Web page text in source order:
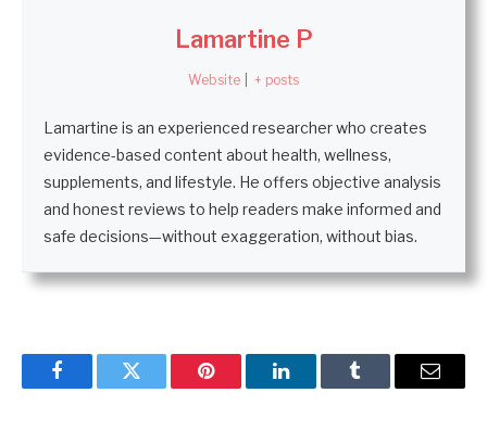
Lamartine P
Website + posts
Lamartine is an experienced researcher who creates
evidence-based content about health, wellness,
supplements, and lifestyle. He offers objective analysis
and honest reviews to help readers make informed and
safe decisions—without exaggeration, without bias.
FacebookTwitter Pinterest LinkedInTumblr Email